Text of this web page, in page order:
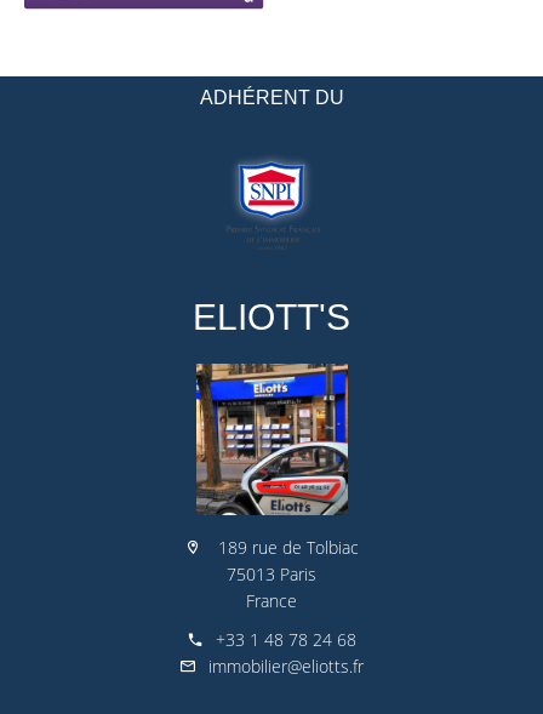
ADHÉRENT DU
ELIOTT'S
189 rue de Tolbiac
75013 Paris
France
+33 1 48 78 24 68
immobilier@eliotts.fr